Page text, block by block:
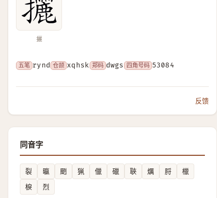
攦
五笔 rynd 仓颉 xqhsk 郑码 dwgs 四角号码 53084
反馈
同音字
裂 㬯 颲 猟 儠 䃳 聗 爄 脟
㯿
棙
烈